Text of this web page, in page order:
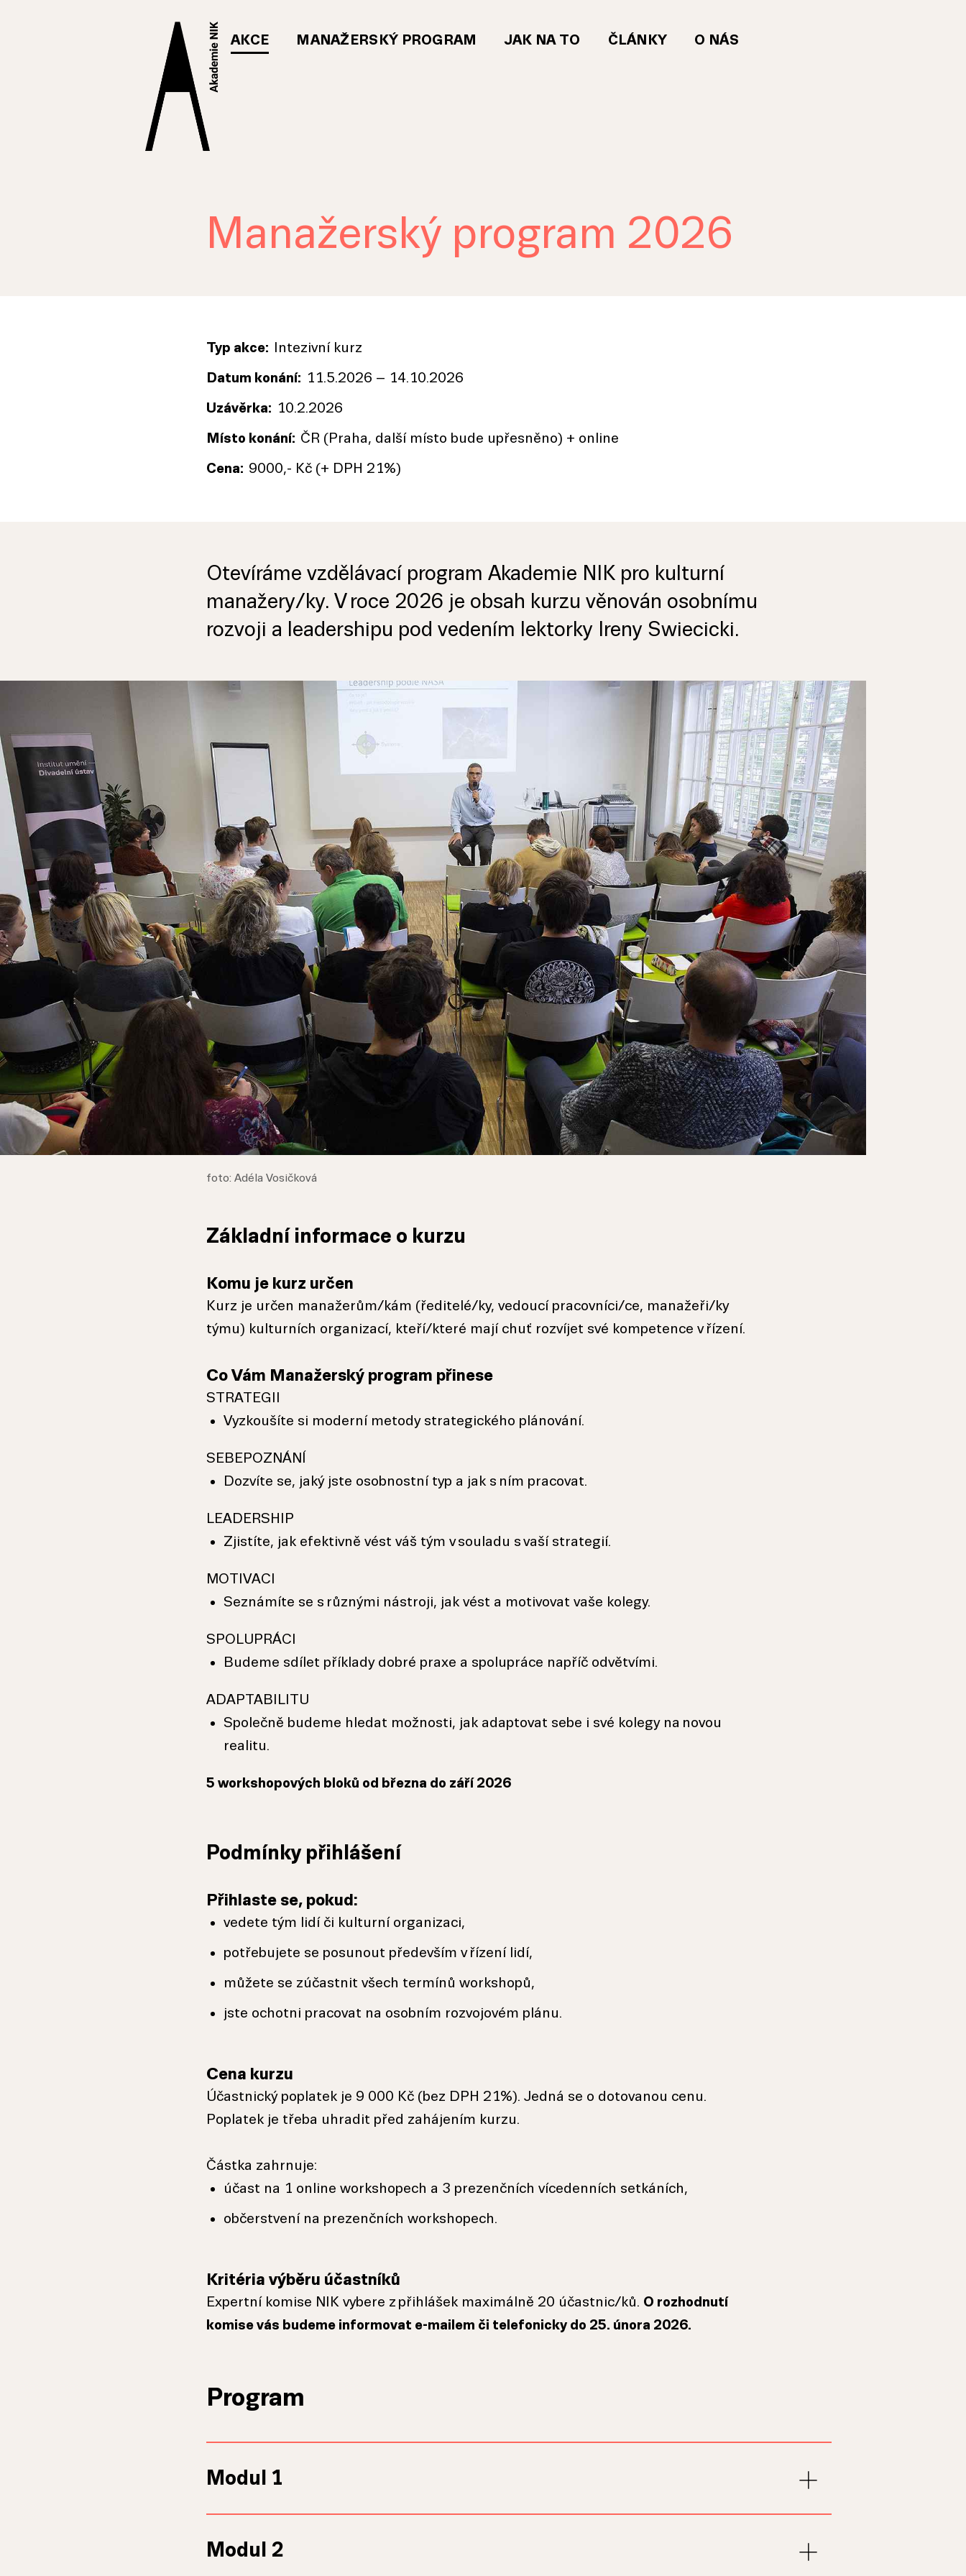
AKCE MANAŽERSKÝ PROGRAM JAK NA TO ČLÁNKY O NÁS
Manažerský program 2026
Typ akce:
Intezivní kurz
Datum konání: 11.5.2026 – 14.10.2026
Uzávěrka: 10.2.2026
Místo konání: ČR (Praha, další místo bude upřesněno) + online
Cena: 9000,- Kč (+ DPH 21%)
Otevíráme vzdělávací program Akademie NIK pro kulturní
manažery/ky. V roce 2026 je obsah kurzu věnován osobnímu
rozvoji a leadershipu pod vedením lektorky Ireny Swiecicki.
foto: Adéla Vosičková
Základní informace o kurzu
Komu je kurz určen
Kurz je určen manažerům/kám (ředitelé/ky, vedoucí pracovníci/ce, manažeři/ky
týmu) kulturních organizací, kteří/které mají chuť rozvíjet své kompetence v řízení.
Co Vám Manažerský program přinese
STRATEGII
Vyzkoušíte si moderní metody strategického plánování.
SEBEPOZNÁNÍ
Dozvíte se, jaký jste osobnostní typ a jak s ním pracovat.
LEADERSHIP
Zjistíte, jak efektivně vést váš tým v souladu s vaší strategií.
MOTIVACI
Seznámíte se s různými nástroji, jak vést a motivovat vaše kolegy.
SPOLUPRÁCI
Budeme sdílet příklady dobré praxe a spolupráce napříč odvětvími.
ADAPTABILITU
Společně budeme hledat možnosti, jak adaptovat sebe i své kolegy na novou
realitu.
5 workshopových bloků od března do září 2026
Podmínky přihlášení
Přihlaste se, pokud:
vedete tým lidí či kulturní organizaci,
potřebujete se posunout především v řízení lidí,
můžete se zúčastnit všech termínů workshopů,
jste ochotni pracovat na osobním rozvojovém plánu.
Cena kurzu
Účastnický poplatek je 9 000 Kč (bez DPH 21%). Jedná se o dotovanou cenu.
Poplatek je třeba uhradit před zahájením kurzu.
Částka zahrnuje:
účast na 1 online workshopech a 3 prezenčních vícedenních setkáních,
občerstvení na prezenčních workshopech.
Kritéria výběru účastníků
Expertní komise NIK vybere z přihlášek maximálně 20 účastnic/ků. O rozhodnutí
komise vás budeme informovat e-mailem či telefonicky do 25. února 2026.
Program
Modul 1
11.–13. května 2026
Modul 2